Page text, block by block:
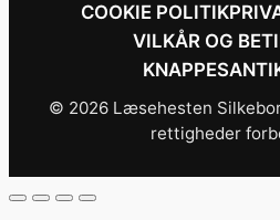
COOKIE POLITIK
VILKÅR OG
© 2026 Læsehesten
rettigheder